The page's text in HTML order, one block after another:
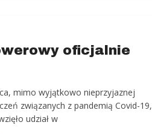
oficjalnie
mimo wyjątkowo nieprzyjaznej
związanych z pandemią Covid-19,
udział w